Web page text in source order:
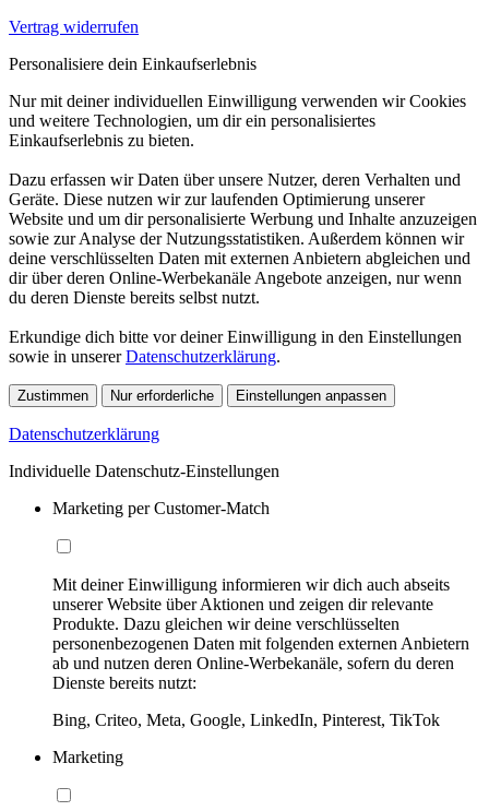
Vertrag widerrufen
Personalisiere dein Einkaufserlebnis
Nur mit deiner individuellen Einwilligung verwenden wir Cookies
und weitere Technologien, um dir ein personalisiertes
Einkaufserlebnis zu bieten.
Dazu erfassen wir Daten über unsere Nutzer, deren Verhalten und
Geräte. Diese nutzen wir zur laufenden Optimierung unserer
Website und um dir personalisierte Werbung und Inhalte anzuzeigen
sowie zur Analyse der Nutzungsstatistiken. Außerdem können wir
deine verschlüsselten Daten mit externen Anbietern abgleichen und
dir über deren Online-Werbekanäle Angebote anzeigen, nur wenn
du deren Dienste bereits selbst nutzt.
Erkundige dich bitte vor deiner Einwilligung in den Einstellungen
sowie in unsererDatenschutzerklärung.
Zustimmen Nur erforderliche Einstellungen anpassen
Datenschutzerklärung
Individuelle Datenschutz-Einstellungen
Marketing per Customer-Match
Mit deiner Einwilligung informieren wir dich auch abseits
unserer Website über Aktionen und zeigen dir relevante
Produkte. Dazu gleichen wir deine verschlüsselten
personenbezogenen Daten mit folgenden externen Anbietern
ab und nutzen deren Online-Werbekanäle, sofern du deren
Dienste bereits nutzt:
Bing, Criteo, Meta, Google, LinkedIn, Pinterest, TikTok
Marketing